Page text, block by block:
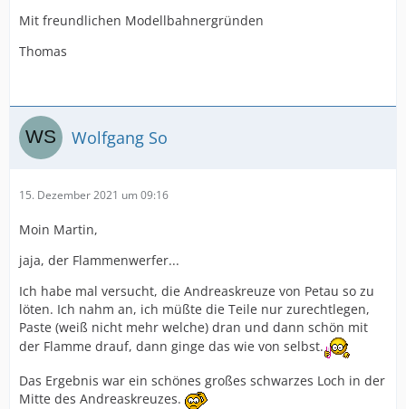
Mit freundlichen Modellbahnergründen
Thomas
Wolfgang So
15. Dezember 2021 um 09:16
Moin Martin,
jaja, der Flammenwerfer...
Ich habe mal versucht, die Andreaskreuze von Petau so zu
löten. Ich nahm an, ich müßte die Teile nur zurechtlegen,
Paste (weiß nicht mehr welche) dran und dann schön mit
der Flamme drauf, dann ginge das wie von selbst.
Das Ergebnis war ein schönes großes schwarzes Loch in der
Mitte des Andreaskreuzes.